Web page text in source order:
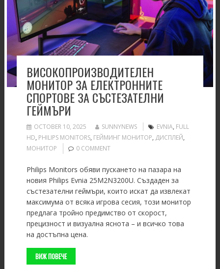
ВИСОКОПРОИЗВОДИТЕЛЕН
МОНИТОР ЗА ЕЛЕКТРОННИТЕ
СПОРТОВЕ ЗА СЪСТЕЗАТЕЛНИ
ГЕЙМЪРИ
OCTOBER 10, 2025 SUNNYNEWS EVNIA, FULL
HD, PHILIPS MONITORS, ГЕЙМИНГ МОНИТОР, ДИСПЛЕЙ,
МОНИТОР
0 COMMENT
Philips Monitors обяви пускането на пазара на
новия Philips Evnia 25M2N3200U. Създаден за
състезателни геймъри, които искат да извлекат
максимума от всяка игрова сесия, този монитор
предлага тройно предимство от скорост,
прецизност и визуална яснота – и всичко това
на достъпна цена.
ВИЖ ПОВЕЧЕ